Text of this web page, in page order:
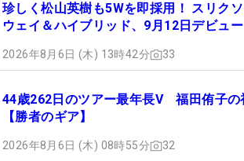
珍しく松山英樹も5Wを即採用！ スリク
ウェイ＆ハイブリッド、9月12日デビュー
2026年8月6日 (木) 13時42分 33
44歳262日のツアー最年長V 福田侑子の
【勝者のギア】
2026年8月6日 (木) 08時55分 32